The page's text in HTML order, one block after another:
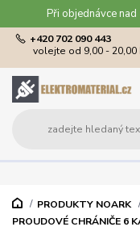
Při objednávce
+420 702 090 443
volejte od 9,00 - 20,00
PRODUKTY NOARK
PROUDOVÉ CHRÁNIČE 6